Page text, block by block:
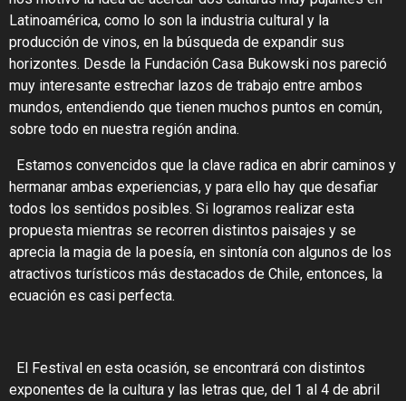
Latinoamérica, como lo son la industria cultural y la
producción de vinos, en la búsqueda de expandir sus
horizontes. Desde la Fundación Casa Bukowski nos pareció
muy interesante estrechar lazos de trabajo entre ambos
mundos, entendiendo que tienen muchos puntos en común,
sobre todo en nuestra región andina.
Estamos convencidos que la clave radica en abrir caminos y
hermanar ambas experiencias, y para ello hay que desafiar
todos los sentidos posibles. Si logramos realizar esta
propuesta mientras se recorren distintos paisajes y se
aprecia la magia de la poesía, en sintonía con algunos de los
atractivos turísticos más destacados de Chile, entonces, la
ecuación es casi perfecta.
El Festival en esta ocasión, se encontrará con distintos
exponentes de la cultura y las letras que, del 1 al 4 de abril